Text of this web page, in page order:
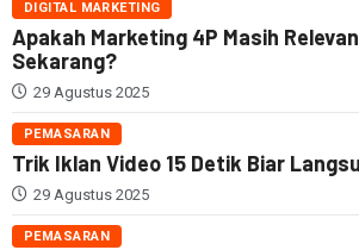
DIGITAL MARKETING
Apakah Marketing 4P Masih
Sekarang?
29 Agustus 2025
PEMASARAN
Trik Iklan Video 15 Detik Biar
29 Agustus 2025
PEMASARAN